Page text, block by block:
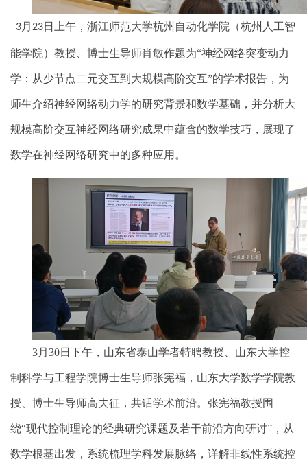
3月 23日上午，浙江师范大学杭州自动化学院（杭州人工智
能学院）教授、博士生导师肖敏作题为“神经网络突变动力
学：从少节点二元交互到大规模高阶交互”的学术报告，为
师生介绍神经网络动力学的研究背景和数学基础，并分析大
规模高阶交互神经网络研究成果中蕴含的数学技巧，展现了
数学在神经网络研究中的多种应用。
3月 30日下午，山东省泰山学者特聘教授、山东大学控
制科学与工程学院博士生导师张宪福，山东大学数学学院教
授、博士生导师高夫征，共话学术前沿。张宪福教授围
绕“现代控制理论的经典研究课题及若干前沿方向研讨”，从
数学根基出发，系统梳理学科发展脉络，详解非线性系统控